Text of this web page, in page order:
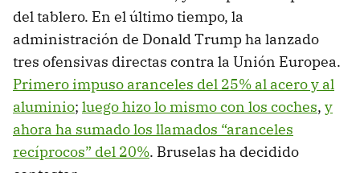
del tablero. En el último tiempo, la
administración de Donald Trump ha lanzado
tres ofensivas directas contra la Unión Europea.
Primero impuso aranceles del 25% al acero y al
aluminio; luego hizo lo mismo con los coches, y
ahora ha sumado los llamados “aranceles
recíprocos” del 20%. Bruselas ha decidido